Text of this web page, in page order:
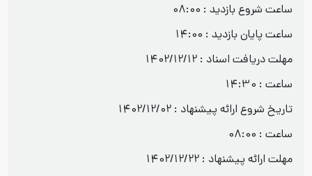
ساعت شروع بازدید : 08:00
ساعت پایان بازدید : 14:00
مهلت دریافت اسناد : 1402/12/12
ساعت : 14:30
تاریخ شروع ارائه پیشنهاد : 1402/12/02
ساعت : 08:00
مهلت ارائه پیشنهاد : 1402/12/22